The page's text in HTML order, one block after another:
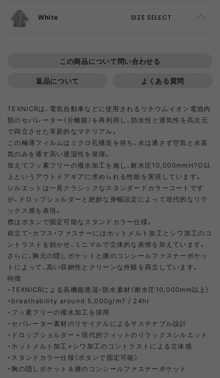
White SIZE SELECT
ADD TO CART
L ADD TO CART
この商品について問い合わせる
返品について
よくある質問
TEXNICRは、電気自動車などに使用されるリチウムイオン電池内
部のセパレーター（分離膜）を再利用し、防水性と通気性を高次元
で両立させた革新的なマテリアル。
この極薄フィルムはミクロ孔構造を持ち、水は通さず空気と水蒸
気のみを通す高い透湿性を発揮。
加えてフッ素フリーの撥水加工を施し、耐水圧10,000mmH?O以
上というアウトドアギアに求められる性能を実現しています。
シルエットは一見クラシックなスタンダードカラーコートです
が、ドロップショルダーと絶妙な身幅設定によって現代的なリラ
ックス感を表現。
襟はボタンで固定可能なスタンドカラー仕様。
前立て・カフス・ファスナーにはホットメルト加工とシワ加工のコ
ントラストを効かせ、ミニマルで立体的な表情を加えています。
さらに、胸元の隠しポケットと腰のコンシールファスナーポケッ
トによって、高い収納性とクリーンな外観を両立しています。
特徴
・TEXNICRによる高機能透湿・防水素材（耐水圧10,000mm以上）
・breathability around 5,000g/m? / 24hr
・フッ素フリーの撥水加工を採用
・セパレーター素材のリサイクルによるサステナブル設計
・ドロップショルダー＋現代的フィットのリラックスシルエット
・ホットメルト加工×シワ加工のコントラストによる立体感
・スタンドカラー仕様（ボタンで固定可能）
・胸の隠しポケット＆腰のコンシールファスナーポケット